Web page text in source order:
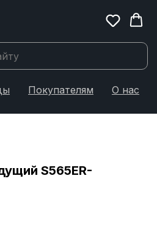
Покупателям О нас
S565ER-